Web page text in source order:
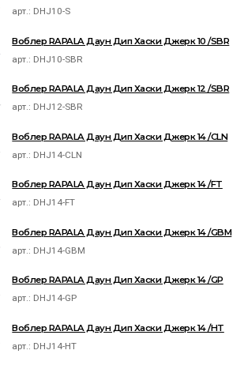
арт.: DHJ10-S
Воблер RAPALA Даун Дип Хаски Джерк 10 /SBR
арт.: DHJ10-SBR
Воблер RAPALA Даун Дип Хаски Джерк 12 /SBR
арт.: DHJ12-SBR
Воблер RAPALA Даун Дип Хаски Джерк 14 /CLN
арт.: DHJ14-CLN
Воблер RAPALA Даун Дип Хаски Джерк 14 /FT
арт.: DHJ14-FT
Воблер RAPALA Даун Дип Хаски Джерк 14 /GBM
арт.: DHJ14-GBM
Воблер RAPALA Даун Дип Хаски Джерк 14 /GP
арт.: DHJ14-GP
Воблер RAPALA Даун Дип Хаски Джерк 14 /HT
арт.: DHJ14-HT